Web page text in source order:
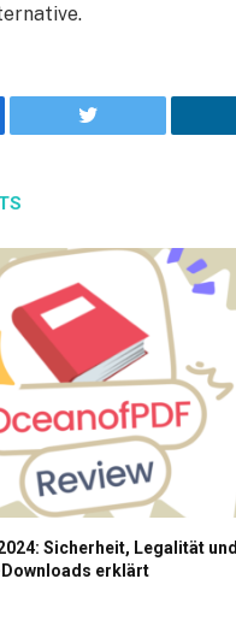
Twitter
Sicherheit, Legalität und
erklärt